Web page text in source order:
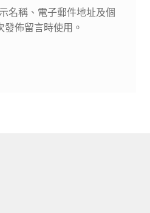
名稱、電子郵件地址及個
佈留言時使用。